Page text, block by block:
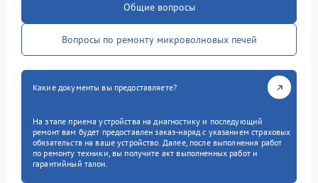
Общие вопросы
Вопросы по ремонту микроволновых печей
Какие документы вы предоставляете?
На этапе приема устройства на диагностику и последующий
ремонт вам будет предоставлен заказ-наряд с указанием страховых
обязательств на ваше устройство. Далее, после выполнения работ
по ремонту техники, вы получите акт выполненных работ и
гарантийный талон.